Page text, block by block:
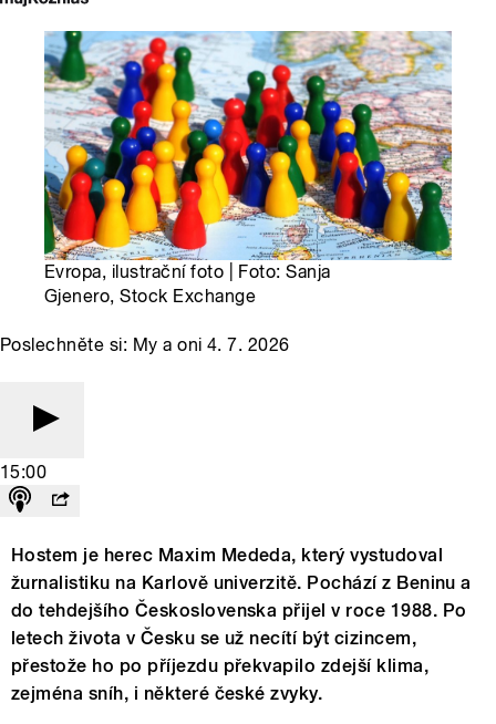
Evropa, ilustrační foto | Foto: Sanja
Gjenero, Stock Exchange
Poslechněte si: My a oni 4. 7. 2026
15:00
Hostem je herec Maxim Mededa, který vystudoval
žurnalistiku na Karlově univerzitě. Pochází z Beninu a
do tehdejšího Československa přijel v roce 1988. Po
letech života v Česku se už necítí být cizincem,
přestože ho po příjezdu překvapilo zdejší klima,
zejména sníh, i některé české zvyky.